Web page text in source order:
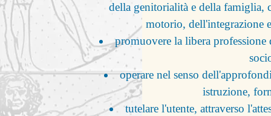
della genitorialità e della famiglia,
motorio, dell'integrazione
promuovere la libera
operare nel senso
istruzione,
tutelare l'utente, attraverso